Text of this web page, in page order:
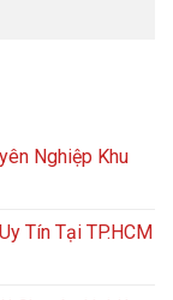
Nghiệp Khu
Tín Tại TP.HCM